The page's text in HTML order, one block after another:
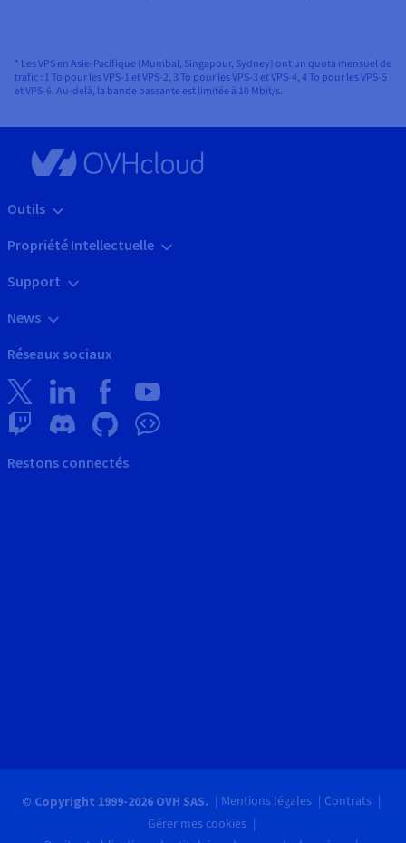
* Les VPS en Asie-Pacifique (Mumbai, Singapour, Sydney) ont un quota mensuel de
trafic : 1 To pour les VPS-1 et VPS-2, 3 To pour les VPS-3 et VPS-4, 4 To pour les VPS-5
et VPS-6. Au-delà, la bande passante est limitée à 10 Mbit/s.
Outils
Propriété Intellectuelle
Support
News
Réseaux sociaux
Restons connectés
© Copyright 1999-2026 OVH SAS. Mentions légales
Contrats
Gérer mes cookies